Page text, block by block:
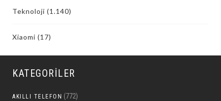
Teknoloji (1.140)
Xiaomi (17)
KATEGORILER
AKILLI TELEFON (772)